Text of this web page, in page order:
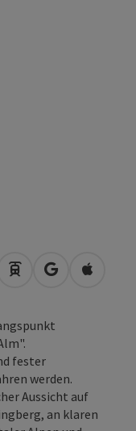
Anreise mit
in Google
in
fester
werden.
Aussicht auf
an klaren